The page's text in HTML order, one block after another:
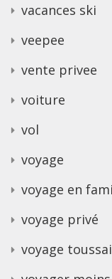
vacances ski
veepee
vente privee
voiture
vol
voyage
voyage en
voyage privé
voyage